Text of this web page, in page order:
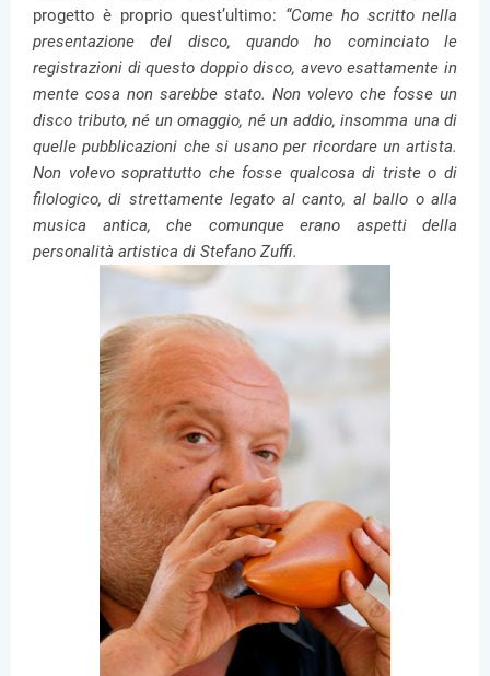
progetto è proprio quest’ultimo: “Come ho scritto nella
presentazione del disco, quando ho cominciato le
registrazioni di questo doppio disco, avevo esattamente in
mente cosa non sarebbe stato. Non volevo che fosse un
disco tributo, né un omaggio, né un addio, insomma una di
quelle pubblicazioni che si usano per ricordare un artista.
Non volevo soprattutto che fosse qualcosa di triste o di
filologico, di strettamente legato al canto, al ballo o alla
musica antica, che comunque erano aspetti della
personalità artistica di Stefano Zuffi.